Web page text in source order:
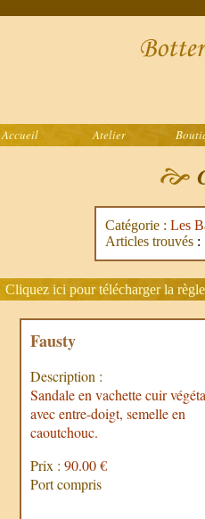
Accueil Atelier
Catégorie : Les
Articles trouvés :
Cliquez ici pour télécharger la
Fausty
Description :
Sandale en vachette cuir
avec entre-doigt, semelle en
caoutchouc.
Prix : 90.00 €
Port compris